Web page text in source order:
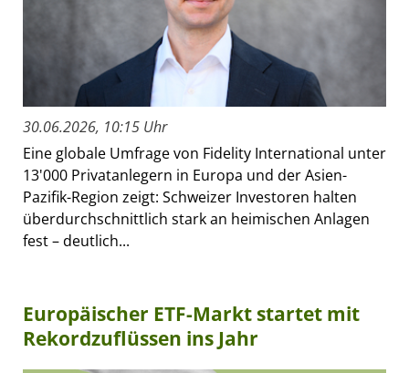
30.06.2026, 10:15 Uhr
Eine globale Umfrage von Fidelity International unter
13'000 Privatanlegern in Europa und der Asien-
Pazifik-Region zeigt: Schweizer Investoren halten
überdurchschnittlich stark an heimischen Anlagen
fest – deutlich...
Europäischer ETF-Markt startet mit
Rekordzuflüssen ins Jahr